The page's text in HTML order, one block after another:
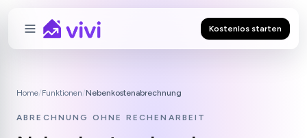
Kostenlos starten
Home/Funktionen/Nebenkostenabrechnung
ABRECHNUNG OHNE RECHENARBEIT